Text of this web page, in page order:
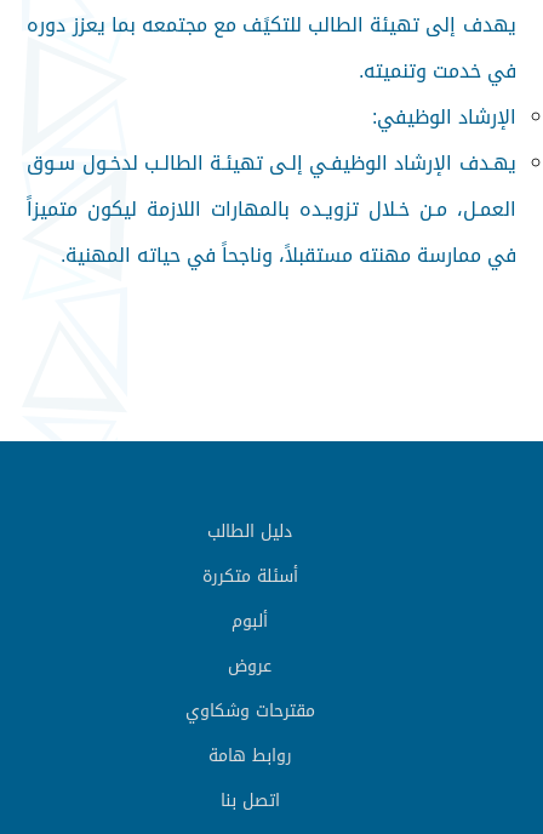
يهدف إلى تهيئة الطالب للتكيًف مع مجتمعه بما يعزز دوره
في خدمت وتنميته.
الإرشاد الوظيفي:
يهـدف الإرشاد الوظيفـي إلـى تهيئـة الطالـب لدخـول سـوق
العمـل، مـن خـلال تزويـده بالمهارات اللازمة ليكون متميزاً
في ممارسة مهنته مستقبلاً، وناجحاً في حياته المهنية.
دليل الطالب
أسئلة متكررة
ألبوم
عروض
مقترحات وشكاوي
روابط هامة
اتصل بنا